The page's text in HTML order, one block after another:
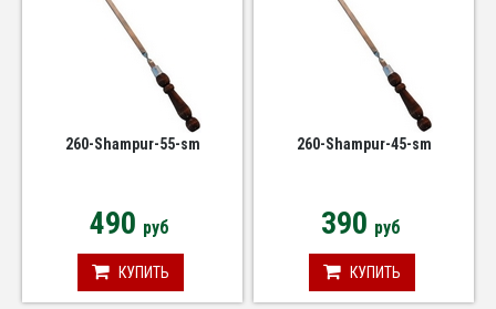
260-Shampur-55-sm
490 руб
КУПИТЬ
260-Shampur-45-sm
390 руб
КУПИТЬ